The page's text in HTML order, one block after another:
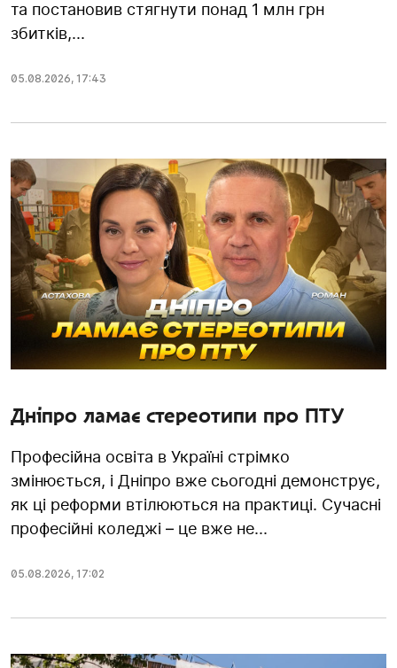
та постановив стягнути понад 1 млн грн
збитків,...
05.08.2026, 17:43
Дніпро ламає стереотипи про ПТУ
Професійна освіта в Україні стрімко
змінюється, і Дніпро вже сьогодні демонструє,
як ці реформи втілюються на практиці. Сучасні
професійні коледжі – це вже не...
05.08.2026, 17:02